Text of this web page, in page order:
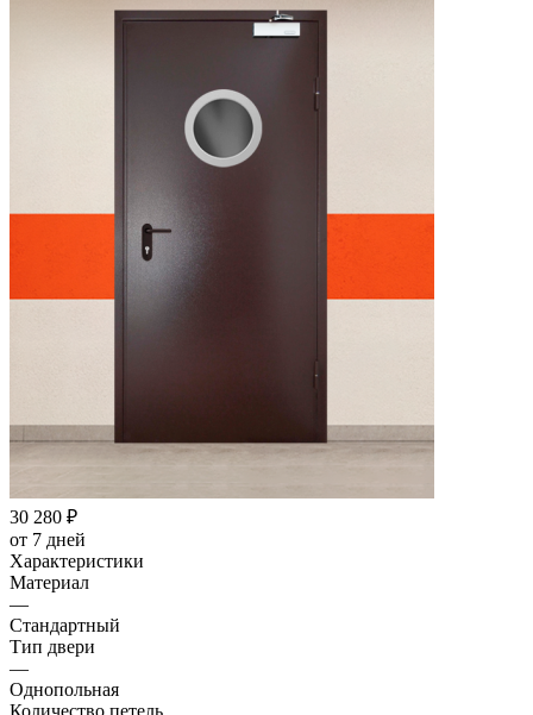
30 280 ₽
от 7 дней
Характеристики
Материал
—
Стандартный
Тип двери
—
Однопольная
Количество петель